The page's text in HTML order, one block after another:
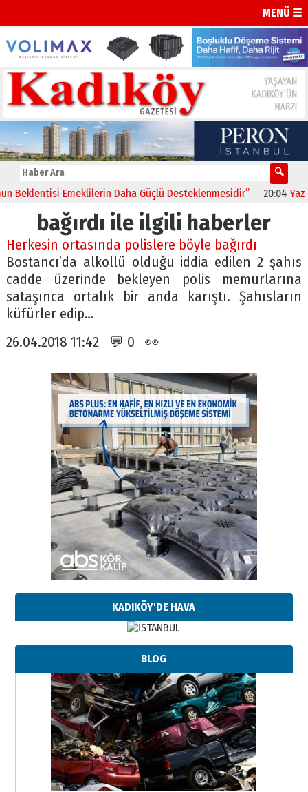
MENÜ ☰
Beklentisi Emeklilerin Daha Güçlü Desteklenmesidir” 20:04 Yaz
bağırdı ile ilgili haberler
Herkesin ortasında polislere böyle bağırdı
Bostancı’da alkollü olduğu iddia edilen 2 şahıs
cadde üzerinde bekleyen polis memurlarına
sataşınca ortalık bir anda karıştı. Şahısların
küfürler edip…
26.04.2018 11:42 💬 0 👀
KADIKÖY'DE HAVA
BLOG